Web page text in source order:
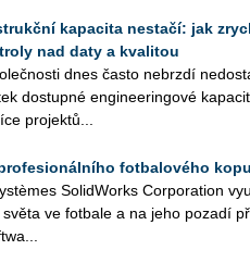
kapacita nestačí: jak
nad daty a kvalitou
dnes často ne­brz­dí
do­stup­né en­gi­nee­rin­go­vé
pro­jek­tů...
fotbalového kopu
So­lid­Works Cor­po­rati­on
světa ve fot­ba­le a na jeho po­za­dí